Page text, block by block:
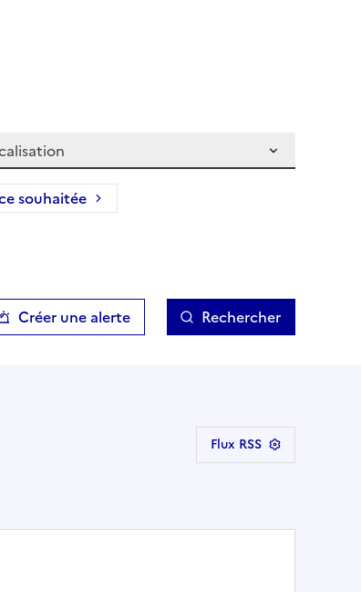
souhaitée
Créer une alerte Rechercher
Flux RSS